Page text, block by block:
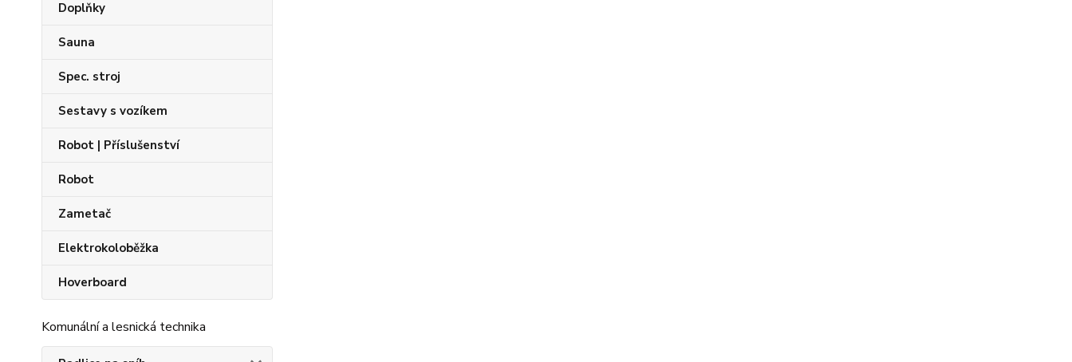
Doplňky
Sauna
Spec. stroj
Sestavy s vozíkem
Robot | Příslušenství
Robot
Zametač
Elektrokoloběžka
Hoverboard
Komunální a lesnická technika